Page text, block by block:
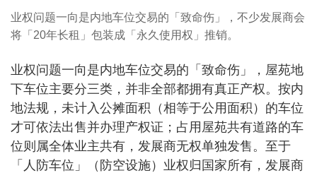
业权问题一向是内地车位交易的「致命伤」，不少发展商会
将「20年长租」包装成「永久使用权」推销。
业权问题一向是内地车位交易的「致命伤」，屋苑地
下车位主要分三类，并非全部都拥有真正产权。按内
地法规，未计入公摊面积（相等于公用面积）的车位
才可依法出售并办理产权证；占用屋苑共有道路的车
位则属全体业主共有，发展商无权单独发售。至于
「人防车位」（防空设施）业权归国家所有，发展商